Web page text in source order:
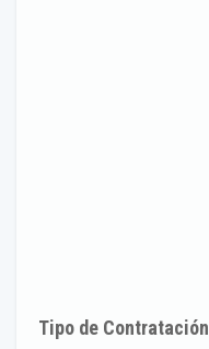
Tipo de Contratación